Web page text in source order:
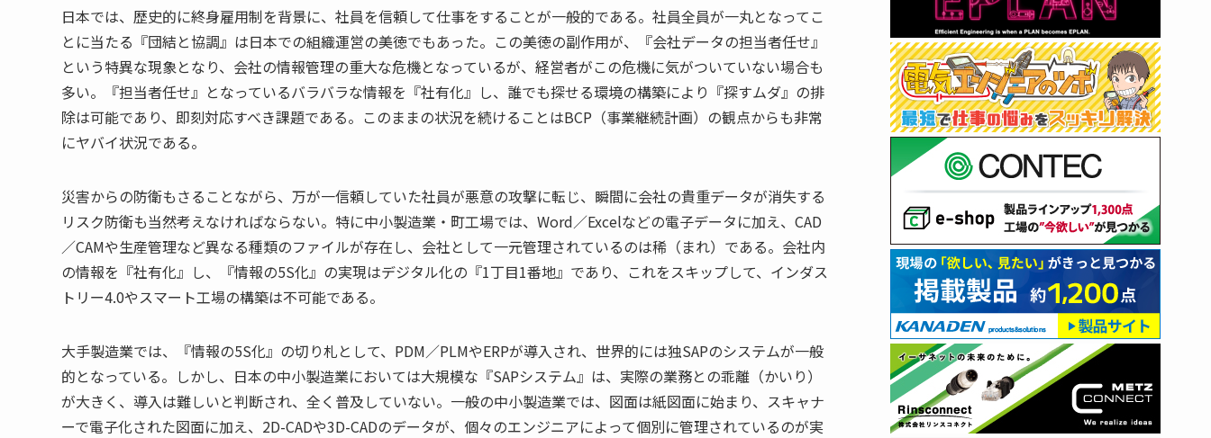
日本では、歴史的に終身雇用制を背景に、社員を信頼して仕事をすることが一般的である。社員全員が一丸となってこ
とに当たる『団結と協調』は日本での組織運営の美徳でもあった。この美徳の副作用が、『会社データの担当者任せ』
という特異な現象となり、会社の情報管理の重大な危機となっているが、経営者がこの危機に気がついていない場合も
多い。『担当者任せ』となっているバラバラな情報を『社有化』し、誰でも探せる環境の構築により『探すムダ』の排
除は可能であり、即刻対応すべき課題である。このままの状況を続けることはBCP（事業継続計画）の観点からも非常
にヤバイ状況である。
災害からの防衛もさることながら、万が一信頼していた社員が悪意の攻撃に転じ、瞬間に会社の貴重データが消失する
リスク防衛も当然考えなければならない。特に中小製造業・町工場では、Word／Excelなどの電子データに加え、CAD
／CAMや生産管理など異なる種類のファイルが存在し、会社として一元管理されているのは稀（まれ）である。会社内
の情報を『社有化』し、『情報の5S化』の実現はデジタル化の『1丁目1番地』であり、これをスキップして、インダス
トリー4.0やスマート工場の構築は不可能である。
大手製造業では、『情報の5S化』の切り札として、PDM／PLMやERPが導入され、世界的には独SAPのシステムが一般
的となっている。しかし、日本の中小製造業においては大規模な『SAPシステム』は、実際の業務との乖離（かいり）
が大きく、導入は難しいと判断され、全く普及していない。一般の中小製造業では、図面は紙図面に始まり、スキャナ
ーで電子化された図面に加え、2D-CADや3D-CADのデータが、個々のエンジニアによって個別に管理されているのが実